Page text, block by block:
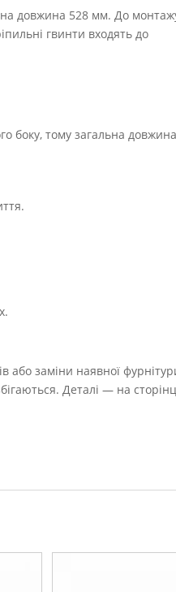
довжина 528 мм. До
гвинти входять до
боку, тому загальна
або заміни наявної
Деталі — на